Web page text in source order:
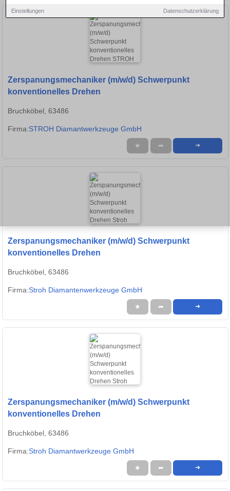
Einstellungen Datenschutzerklärung
Zerspanungsmechaniker (m/w/d) Schwerpunkt
konventionelles Drehen
Bruchköbel, 63486
Firma:STROH Diamantwerkzeuge GmbH
★ ➦ ➜
Zerspanungsmechaniker (m/w/d) Schwerpunkt
konventionelles Drehen
Bruchköbel, 63486
Firma:Stroh Diamantenwerkzeuge GmbH
★ ➦ ➜
Zerspanungsmechaniker (m/w/d) Schwerpunkt
konventionelles Drehen
Bruchköbel, 63486
Firma:Stroh Diamantwerkzeuge GmbH
★ ➦ ➜